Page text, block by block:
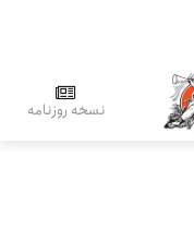
نسخه روزنامه